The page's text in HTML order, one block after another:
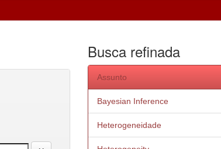
Busca refinada
Assunto
Bayesian Inference
Heterogeneidade